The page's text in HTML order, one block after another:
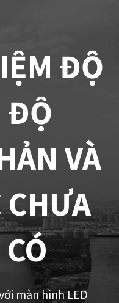
ĐỘ
ĐỘ
VÀ
CHƯA
màn hình LED